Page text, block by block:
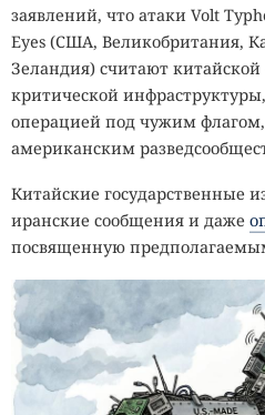
заявлений, что атаки Volt
Eyes (США, Великобритания,
Зеландия) считают
критической
операцией под чужим
американским
Китайские государственные
иранские сообщения и даже
посвященную